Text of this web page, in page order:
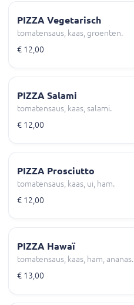
PIZZA Vegetarisch
tomatensaus, kaas, groenten.
€ 12,00
PIZZA Salami
tomatensaus, kaas, salami.
€ 12,00
PIZZA Prosciutto
tomatensaus, kaas, ui, ham.
€ 12,00
PIZZA Hawaï
tomatensaus, kaas, ham, ananas.
€ 13,00